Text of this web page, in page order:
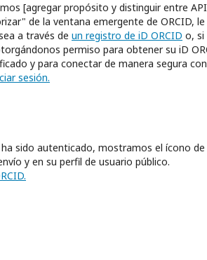
[agregar propósito y distinguir entre
de la ventana emergente de ORCID,
a través de un registro de iD ORCID o, si
permiso para obtener su iD
y para conectar de manera segura con
sesión.
sido autenticado, mostramos el ícono de
y en su perfil de usuario público.